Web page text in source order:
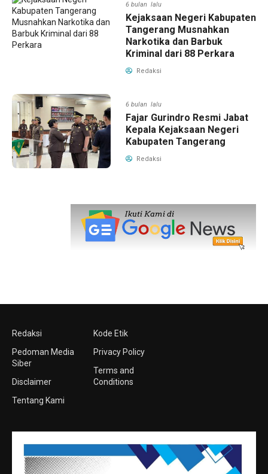
6 bulan lalu
Kejaksaan Negeri Kabupaten
Tangerang Musnahkan
Narkotika dan Barbuk
Kriminal dari 88 Perkara
Redaksi
6 bulan lalu
Fajar Gurindro Resmi Jabat
Kepala Kejaksaan Negeri
Kabupaten Tangerang
Redaksi
Redaksi
Pedoman Media
Siber
Disclaimer
Tentang Kami
Kode Etik
Privacy Policy
Terms and
Conditions